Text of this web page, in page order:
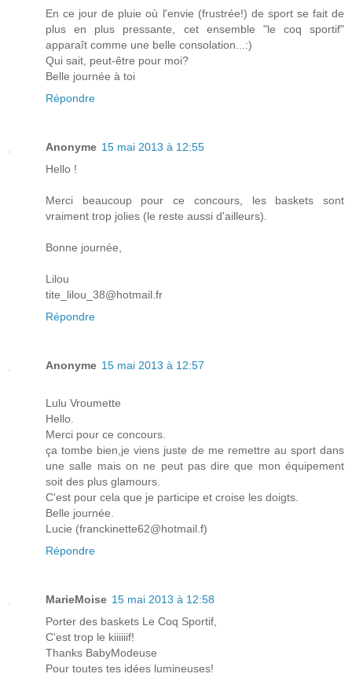
En ce jour de pluie où l'envie (frustrée!) de sport se fait de
plus en plus pressante, cet ensemble "le coq sportif"
apparaît comme une belle consolation...:)
Qui sait, peut-être pour moi?
Belle journée à toi
Répondre
Anonyme 15 mai 2013 à 12:55
Hello !
Merci beaucoup pour ce concours, les baskets sont
vraiment trop jolies (le reste aussi d'ailleurs).
Bonne journée,
Lilou
tite_lilou_38@hotmail.fr
Répondre
Anonyme 15 mai 2013 à 12:57
Lulu Vroumette
Hello.
Merci pour ce concours.
ça tombe bien,je viens juste de me remettre au sport dans
une salle mais on ne peut pas dire que mon équipement
soit des plus glamours.
C'est pour cela que je participe et croise les doigts.
Belle journée.
Lucie (franckinette62@hotmail.f)
Répondre
MarieMoise 15 mai 2013 à 12:58
Porter des baskets Le Coq Sportif,
C'est trop le kiiiiiif!
Thanks BabyModeuse
Pour toutes tes idées lumineuses!